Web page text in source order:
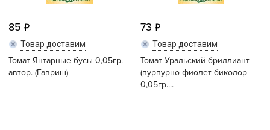
85
Товар доставим
Томат Янтарные бусы 0,05гр.
автор. (Гавриш)
73
Товар доставим
Томат Уральский бриллиант
(пурпурно-фиолет биколор
0,05гр....